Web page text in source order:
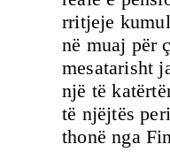
rritjeje
në muaj për
mesatarisht
një të
të njëjtës
thonë nga